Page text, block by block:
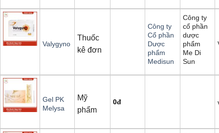
Valygyno
Thuốc
kê đơn
Công ty
Cổ phần
Dược
phẩm
Medisun
Công ty
cổ phần
dược
phẩm
Me Di
Sun
Gel PK
Melysa
Mỹ
phẩm
0đ